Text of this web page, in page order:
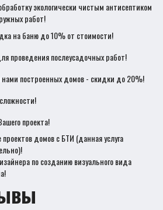
экологически чистым антисептиком
работ!
на баню до 10% от стоимости!
проведения послеусадочных работ!
построенных домов - скидки до 20%!
проекта!
домов с БТИ (данная услуга
по созданию визуального вида